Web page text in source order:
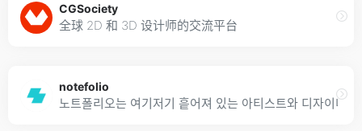
CGSociety
全球 2D 和 3D 设计师的交流平台
notefolio
노트폴리오는 여기저기 흩어져 있는 아티스트와 디자이너